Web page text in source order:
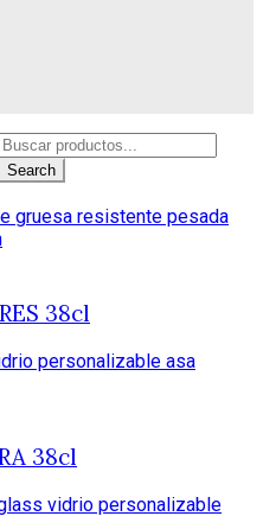
Search
for:
Search
38cl
38cl